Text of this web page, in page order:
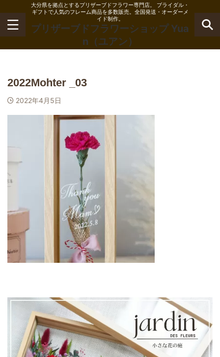
大分県を拠点とするプリザーブドフラワー専門店。 ブライダル・
ギフトで人気のフレーム商品を多数販売。全国発送・オーダーメ
イド制作。
プリザーブドフラワーショップ Yua
n（ユアン）
2022Mohter _03
2022年4月5日